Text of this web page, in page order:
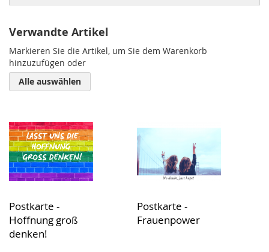
Verwandte Artikel
Markieren Sie die Artikel, um Sie dem Warenkorb
hinzuzufügen oder
Alle auswählen
Postkarte -
Hoffnung groß
denken!
Postkarte -
Frauenpower